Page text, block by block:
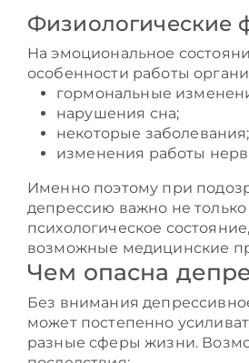
Физиологические
На эмоциональное
особенности работы
гормональные
нарушения сна;
некоторые заболевания;
изменения работы
Именно поэтому при
депрессию важно не
психологическое
возможные медицинские
Чем опасна
Без внимания
может постепенно
разные сферы жизни.